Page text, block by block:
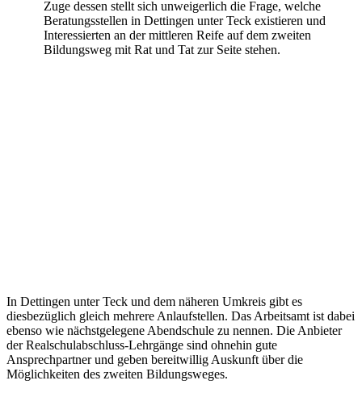
Zuge dessen stellt sich unweigerlich die Frage, welche
Beratungsstellen in Dettingen unter Teck existieren und
Interessierten an der mittleren Reife auf dem zweiten
Bildungsweg mit Rat und Tat zur Seite stehen.
In Dettingen unter Teck und dem näheren Umkreis gibt es
diesbezüglich gleich mehrere Anlaufstellen. Das Arbeitsamt ist dabei
ebenso wie nächstgelegene Abendschule zu nennen. Die Anbieter
der Realschulabschluss-Lehrgänge sind ohnehin gute
Ansprechpartner und geben bereitwillig Auskunft über die
Möglichkeiten des zweiten Bildungsweges.